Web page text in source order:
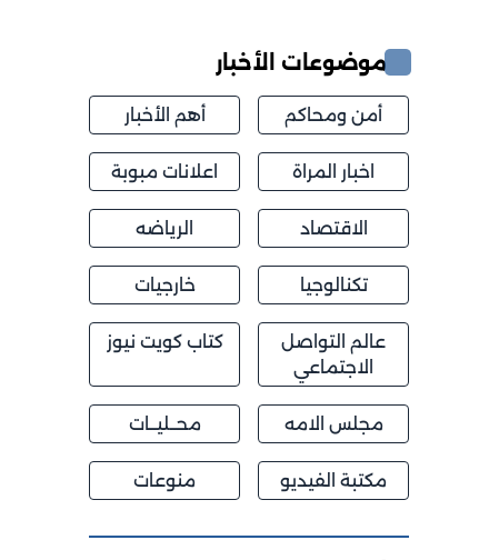
موضوعات الأخبار
أمن ومحاكم أهم الأخبار
اخبار المراة اعلانات مبوبة
الاقتصاد الرياضه
تكنالوجيا خارجيات
عالم التواصل
الاجتماعي
كتاب كويت نيوز
مجلس الامه محــليــات
مكتبة الفيديو منوعات